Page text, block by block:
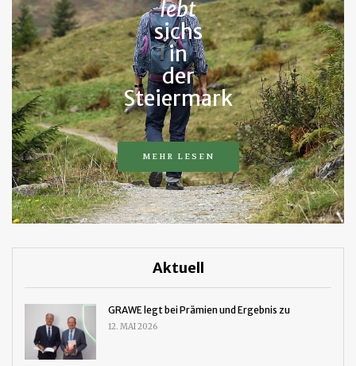
lebt
sichs
in
der
Steiermark
MEHR LESEN
Aktuell
GRAWE legt bei Prämien und Ergebnis zu
12. MAI 2026